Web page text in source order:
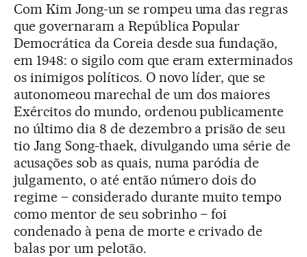
Com Kim Jong-un se rompeu uma das regras
que governaram a República Popular
Democrática da Coreia desde sua fundação,
em 1948: o sigilo com que eram exterminados
os inimigos políticos. O novo líder, que se
autonomeou marechal de um dos maiores
Exércitos do mundo, ordenou publicamente
no último dia 8 de dezembro a prisão de seu
tio Jang Song-thaek, divulgando uma série de
acusações sob as quais, numa paródia de
julgamento, o até então número dois do
regime – considerado durante muito tempo
como mentor de seu sobrinho – foi
condenado à pena de morte e crivado de
balas por um pelotão.